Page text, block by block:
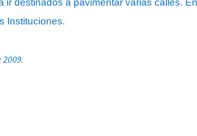
ir destinados a pavimentar varias calles.
Instituciones.
2009.